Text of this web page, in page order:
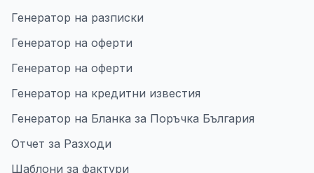
Генератор на разписки
Генератор на оферти
Генератор на оферти
Генератор на кредитни известия
Генератор на Бланка за Поръчка България
Отчет за Разходи
Шаблони за фактури